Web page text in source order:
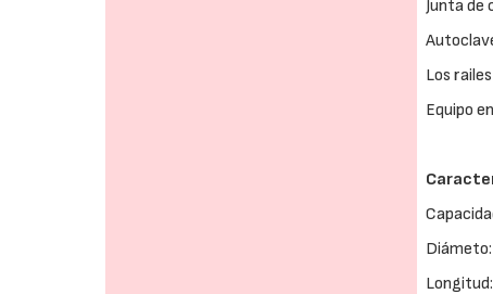
Junta de
Los
Equipo